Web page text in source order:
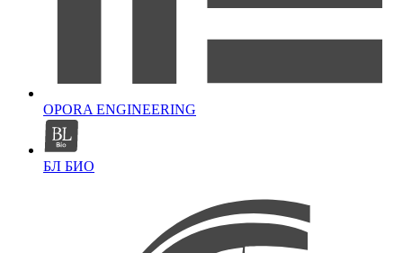
OPORA ENGINEERING
БЛ БИО